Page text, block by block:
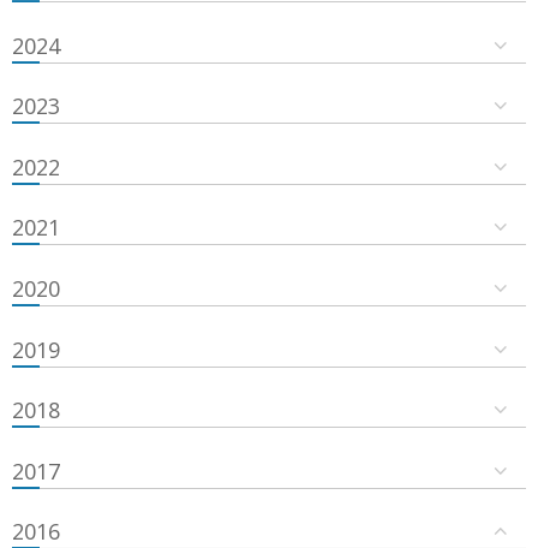
2024
2023
2022
2021
2020
2019
2018
2017
2016